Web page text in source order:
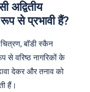
अद्वितीय
से प्रभावी हैं?
बॉडी स्कैन
से वरिष्ठ नागरिकों के
देकर और तनाव को
हैं।